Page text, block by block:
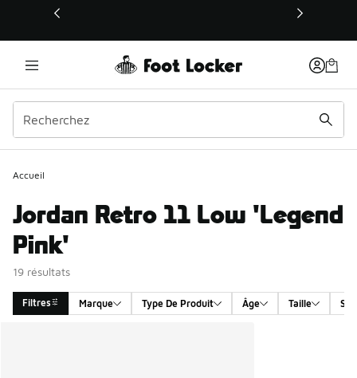
Ce lien s’ouvrira dans une nouvelle fenêtre
Accueil
Jordan Retro 11 Low 'Legend
Pink'
19 résultats
Filtres Marque Type De Produit Âge Taille